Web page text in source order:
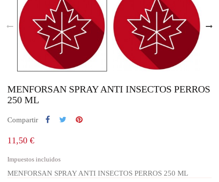
MENFORSAN SPRAY ANTI INSECTOS PERROS
250 ML
Compartir
11,50 €
Impuestos incluidos
MENFORSAN SPRAY ANTI INSECTOS PERROS 250 ML